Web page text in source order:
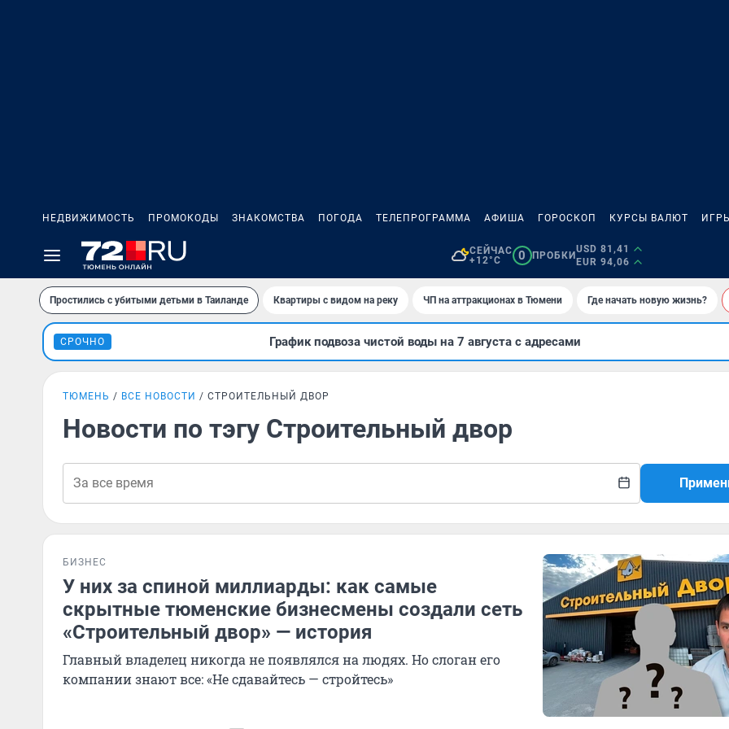
НЕДВИЖИМОСТЬ ПРОМОКОДЫ ЗНАКОМСТВА ПОГОДА ТЕЛЕПРОГРАММА АФИША ГОРОСКОП КУРСЫ ВАЛЮТ
СЕЙЧАС
+12°C
0 ПРОБКИ
USD 81,41
EUR 94,06
Простились с убитыми детьми в Таиланде Квартиры с видом на реку ЧП на аттракционах в Тюмени Где начать новую жизнь?
СРОЧНО График подвоза чистой воды на 7 августа с адресами
ТЮМЕНЬ ВСЕ НОВОСТИ СТРОИТЕЛЬНЫЙ ДВОР
Новости по тэгу Строительный двор
БИЗНЕС
У них за спиной миллиарды: как самые
скрытные тюменские бизнесмены создали сеть
«Строительный двор» — история
Главный владелец никогда не появлялся на людях. Но слоган его
компании знают все: «Не сдавайтесь — стройтесь»